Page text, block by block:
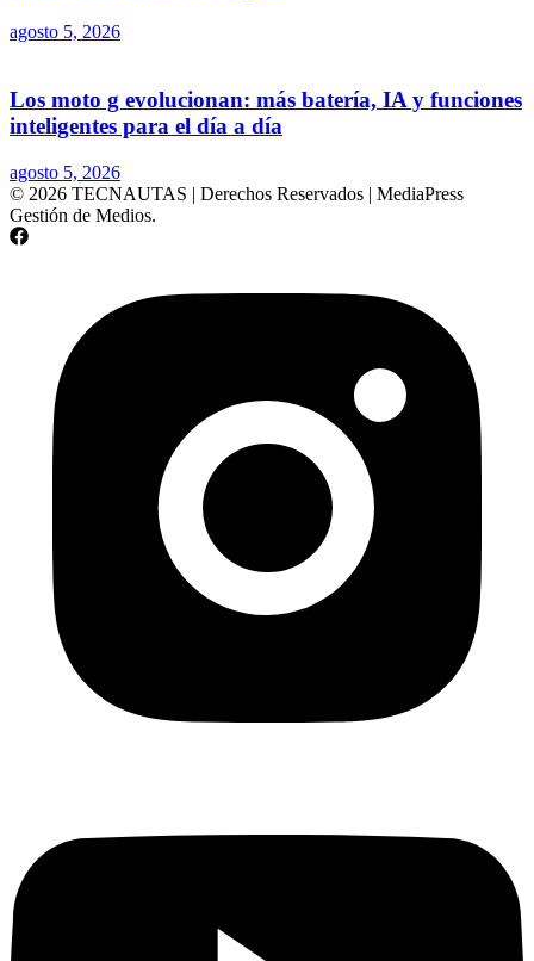
agosto 5, 2026
Los moto g evolucionan: más batería, IA y funciones
inteligentes para el día a día
agosto 5, 2026
© 2026 TECNAUTAS | Derechos Reservados | MediaPress
Gestión de Medios.